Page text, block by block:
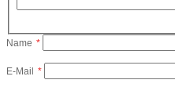
Name *
E-Mail *